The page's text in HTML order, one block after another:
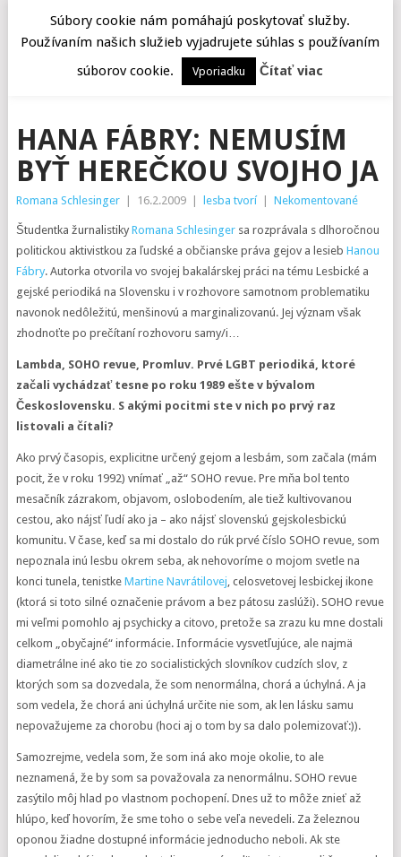
HANA FÁBRY: NEMUSÍM
BYŤ HEREČKOU SVOJHO JA
Romana Schlesinger 16.2.2009 lesba tvorí Nekomentované
Študentka žurnalistiky Romana Schlesingersa rozprávala s dlhoročnou
politickou aktivistkou za ľudské a občianske práva gejov a lesieb Hanou
Fábry. Autorka otvorila vo svojej bakalárskej práci na tému Lesbické a
gejské periodiká na Slovensku i v rozhovore samotnom problematiku
navonok nedôležitú, menšinovú a marginalizovanú. Jej význam však
zhodnoťte po prečítaní rozhovoru samy/i…
Lambda, SOHO revue, Promluv. Prvé LGBT periodiká, ktoré
začali vychádzať tesne po roku 1989 ešte v bývalom
Československu. S akými pocitmi ste v nich po prvý raz
listovali a čítali?
Ako prvý časopis, explicitne určený gejom a lesbám, som začala (mám
pocit, že v roku 1992) vnímať „až“ SOHO revue. Pre mňa bol tento
mesačník zázrakom, objavom, oslobodením, ale tiež kultivovanou
cestou, ako nájsť ľudí ako ja – ako nájsť slovenskú gejskolesbickú
komunitu. V čase, keď sa mi dostalo do rúk prvé číslo SOHO revue, som
nepoznala inú lesbu okrem seba, ak nehovoríme o mojom svetle na
konci tunela, tenistke Martine Navrátilovej, celosvetovej lesbickej ikone
(ktorá si toto silné označenie právom a bez pátosu zaslúži). SOHO revue
mi veľmi pomohlo aj psychicky a citovo, pretože sa zrazu ku mne dostali
celkom „obyčajné“ informácie. Informácie vysvetľujúce, ale najmä
diametrálne iné ako tie zo socialistických slovníkov cudzích slov, z
ktorých som sa dozvedala, že som nenormálna, chorá a úchylná. A ja
som vedela, že chorá ani úchylná určite nie som, ak len lásku samu
nepovažujeme za chorobu (hoci aj o tom by sa dalo polemizovať:)).
Samozrejme, vedela som, že som iná ako moje okolie, to ale
neznamená, že by som sa považovala za nenormálnu. SOHO revue
zasýtilo môj hlad po vlastnom pochopení. Dnes už to môže znieť až
hlúpo, keď hovorím, že sme toho o sebe veľa nevedeli. Za železnou
oponou žiadne dostupné informácie jednoducho neboli. Ak ste
Súbory cookie nám pomáhajú poskytovať služby.
Používaním našich služieb vyjadrujete súhlas s používaním
súborov cookie.
Vporiadku Čítať viac